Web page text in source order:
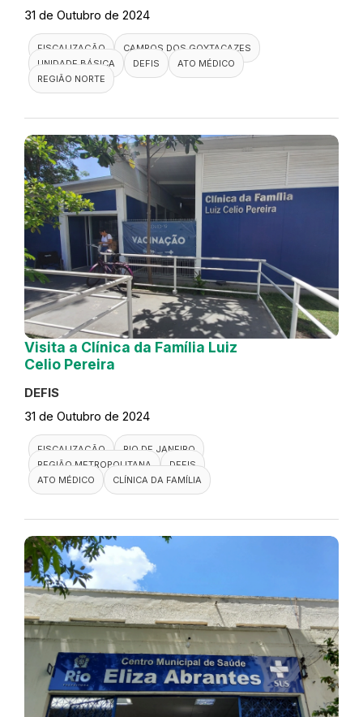
31 de Outubro de 2024
FISCALIZAÇÃO
CAMPOS DOS GOYTACAZES
UNIDADE BÁSICA
DEFIS
ATO MÉDICO
REGIÃO NORTE
Visita a Clínica da Família Luiz
Celio Pereira
DEFIS
31 de Outubro de 2024
FISCALIZAÇÃO
RIO DE JANEIRO
REGIÃO METROPOLITANA
DEFIS
ATO MÉDICO
CLÍNICA DA FAMÍLIA